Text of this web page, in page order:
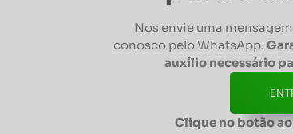
Nos envie uma
conosco pelo WhatsApp.
auxílio necessário
Clique no botão